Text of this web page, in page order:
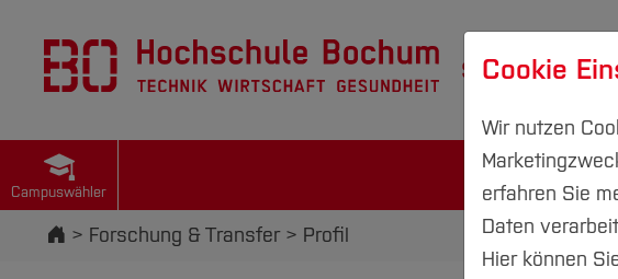
Studium
Campuswähler
Startseite
Forschung & Transfer Profil
Cookie
Wir nutzen
erfahren Sie
Daten
Hier können